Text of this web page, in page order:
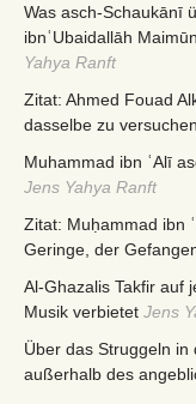
Was asch-Schaukānī
ibnʿUbaidallāh
Yahya Ranft
Zitat: Ahmed Fouad
dasselbe zu versuchen
Muhammad ibn ʿAlī
Jens Yahya Ranft
Zitat: Muḥammad ibn
Geringe, der
Al-Ghazalis Takfir auf
Musik verbietet Jens
Über das Struggeln
außerhalb des